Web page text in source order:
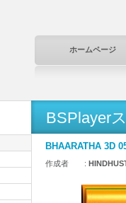
ホームページ
BSPlayer
BHAARATHA 3D
作成者 :